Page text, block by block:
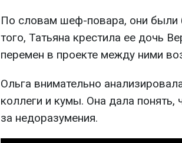
По словам шеф-повара, они были
того, Татьяна крестила ее дочь
перемен в проекте между ними
Ольга внимательно
коллеги и кумы. Она дала понять,
за недоразумения.